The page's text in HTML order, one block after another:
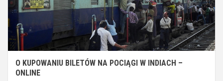
O KUPOWANIU BILETÓW NA POCIĄGI W INDIACH –
ONLINE